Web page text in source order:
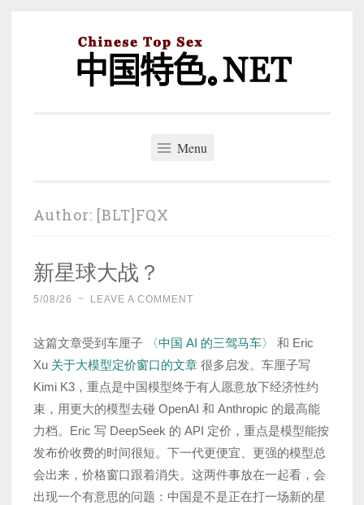
Menu
Author: [BLT]FQX
新星球大战？
5/08/26 ~ LEAVE A COMMENT
这篇文章受到车厘子 〈中国 AI 的三驾马车〉
和 Eric
Xu 关于大模型定价窗口的文章 很多启发。车厘子写
Kimi K3，重点是中国模型终于有人愿意放下经济性约
束，用更大的模型去碰 OpenAI 和 Anthropic 的最高能
力档。Eric 写 DeepSeek 的 API 定价，重点是模型能按
发布价收费的时间很短。下一代更便宜、更强的模型总
会出来，价格窗口跟着消失。这两件事放在一起看，会
出现一个有意思的问题：中国是不是正在打一场新的星